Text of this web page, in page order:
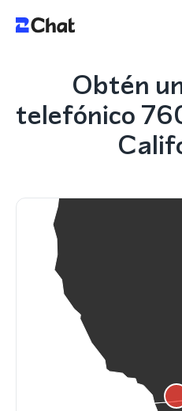
Obtén
telefónico